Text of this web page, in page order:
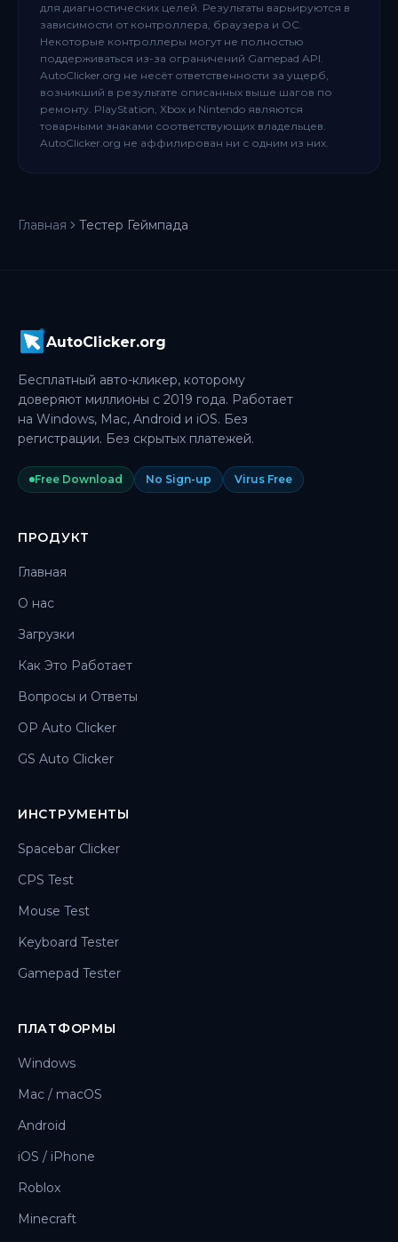
для диагностических целей. Результаты варьируются в
зависимости от контроллера, браузера и ОС.
Некоторые контроллеры могут не полностью
поддерживаться из-за ограничений Gamepad API.
AutoClicker.org не несёт ответственности за ущерб,
возникший в результате описанных выше шагов по
ремонту. PlayStation, Xbox и Nintendo являются
товарными знаками соответствующих владельцев.
AutoClicker.org не аффилирован ни с одним из них.
Главная Тестер Геймпада
AutoClicker.org
Бесплатный авто-кликер, которому
доверяют миллионы с 2019 года. Работает
на Windows, Mac, Android и iOS. Без
регистрации. Без скрытых платежей.
Free Download No Sign-up Virus Free
ПРОДУКТ
Главная
О нас
Загрузки
Как Это Работает
Вопросы и Ответы
OP Auto Clicker
GS Auto Clicker
ИНСТРУМЕНТЫ
Spacebar Clicker
CPS Test
Mouse Test
Keyboard Tester
Gamepad Tester
ПЛАТФОРМЫ
Windows
Mac / macOS
Android
iOS / iPhone
Roblox
Minecraft